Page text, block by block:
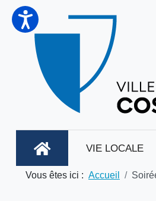
VIE LOCALE
Vous êtes ici : Accueil